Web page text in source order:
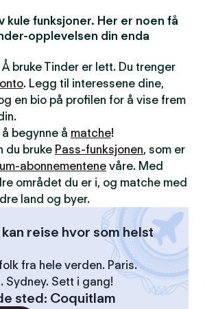
kule funksjoner. Her er noen få
opplevelsen din enda
bruke Tinder er lett. Du trenger
. Legg til interessene dine,
en bio på profilen for å vise frem
begynne å matche!
du bruke Pass-funksjonen, som er
abonnementenevåre. Med
området du er i, og matche med
land og byer.
kan reise hvor som helst
fra hele verden. Paris.
Sydney. Sett i gang!
sted: Coquitlam